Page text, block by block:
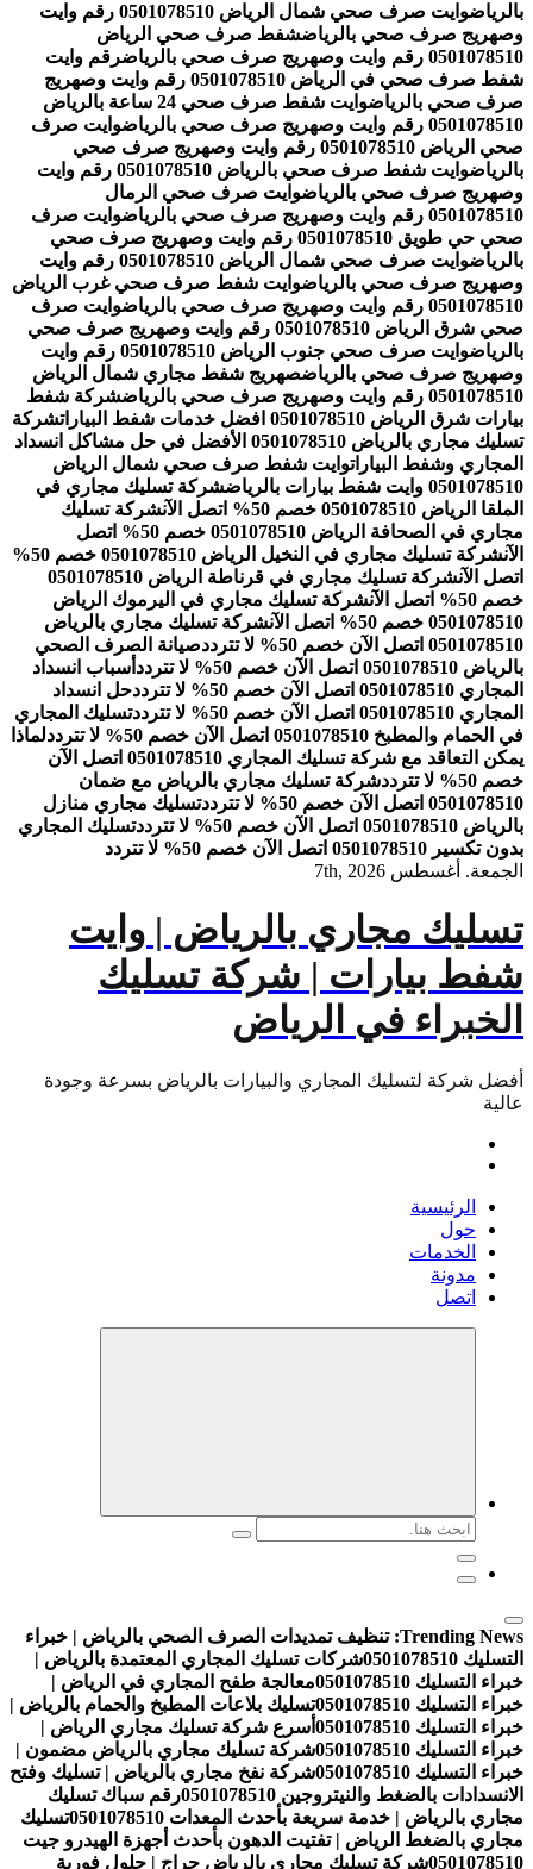
بالرياض
وايت صرف صحي شمال الرياض 0501078510 رقم وايت
وصهريج صرف صحي بالرياضشفط صرف صحي الرياض
0501078510 رقم وايت وصهريج صرف صحي بالرياض
رقم وايت
شفط صرف صحي في الرياض 0501078510 رقم وايت وصهريج
صرف صحي بالرياض
وايت شفط صرف صحي 24 ساعة بالرياض
0501078510 رقم وايت وصهريج صرف صحي بالرياض
وايت صرف
صحي الرياض 0501078510 رقم وايت وصهريج صرف صحي
بالرياض
وايت شفط صرف صحي بالرياض 0501078510 رقم وايت
وصهريج صرف صحي بالرياضوايت صرف صحي الرمال
0501078510 رقم وايت وصهريج صرف صحي بالرياض
وايت صرف
صحي حي طويق 0501078510 رقم وايت وصهريج صرف صحي
بالرياض
وايت صرف صحي شمال الرياض 0501078510 رقم وايت
وصهريج صرف صحي بالرياضوايت شفط صرف صحي غرب الرياض
0501078510 رقم وايت وصهريج صرف صحي بالرياض
وايت صرف
صحي شرق الرياض 0501078510 رقم وايت وصهريج صرف صحي
بالرياض
وايت صرف صحي جنوب الرياض 0501078510 رقم وايت
وصهريج صرف صحي بالرياضصهريج شفط مجاري شمال الرياض
0501078510 رقم وايت وصهريج صرف صحي بالرياض
شركة شفط
بيارات شرق الرياض 0501078510 افضل خدمات شفط البيارات
شركة
تسليك مجاري بالرياض 0501078510 الأفضل في حل مشاكل انسداد
المجاري وشفط البياراتوايت شفط صرف صحي شمال الرياض
0501078510 وايت شفط بيارات بالرياض
شركة تسليك مجاري في
الملقا الرياض 0501078510 خصم 50% اتصل الآن
شركة تسليك
مجاري في الصحافة الرياض 0501078510 خصم 50% اتصل
الآن
شركة تسليك مجاري في النخيل الرياض 0501078510 خصم 50%
اتصل الآن
شركة تسليك مجاري في قرناطة الرياض 0501078510
خصم 50% اتصل الآن
شركة تسليك مجاري في اليرموك الرياض
0501078510 خصم 50% اتصل الآن
شركة تسليك مجاري بالرياض
0501078510 اتصل الآن خصم 50% لا تتردد
صيانة الصرف الصحي
بالرياض 0501078510 اتصل الآن خصم 50% لا تتردد
أسباب انسداد
المجاري 0501078510 اتصل الآن خصم 50% لا تتردد
حل انسداد
المجاري 0501078510 اتصل الآن خصم 50% لا تتردد
تسليك المجاري
في الحمام والمطبخ 0501078510 اتصل الآن خصم 50% لا تتردد
لماذا
يمكن التعاقد مع شركة تسليك المجاري 0501078510 اتصل الآن
خصم 50% لا تتردد
شركة تسليك مجاري بالرياض مع ضمان
0501078510 اتصل الآن خصم 50% لا تتردد
تسليك مجاري منازل
بالرياض 0501078510 اتصل الآن خصم 50% لا تتردد
تسليك المجاري
بدون تكسير 0501078510 اتصل الآن خصم 50% لا تتردد
الجمعة. أغسطس 7th, 2026
تسليك مجاري بالرياض | وايت
شفط بيارات | شركة تسليك
الخبراء في الرياض
أفضل شركة لتسليك المجاري والبيارات بالرياض بسرعة وجودة
عالية
الرئيسية
حول
الخدمات
مدونة
اتصل
البحث
Trending News: تنظيف تمديدات الصرف الصحي بالرياض | خبراء
التسليك 0501078510
شركات تسليك المجاري المعتمدة بالرياض |
خبراء التسليك 0501078510
معالجة طفح المجاري في الرياض |
خبراء التسليك 0501078510
تسليك بلاعات المطبخ والحمام بالرياض |
خبراء التسليك 0501078510
أسرع شركة تسليك مجاري الرياض |
خبراء التسليك 0501078510
شركة تسليك مجاري بالرياض مضمون |
خبراء التسليك 0501078510
شركة نفخ مجاري بالرياض | تسليك وفتح
الانسدادات بالضغط والنيتروجين 0501078510
رقم سباك تسليك
مجاري بالرياض | خدمة سريعة بأحدث المعدات 0501078510
تسليك
مجاري بالضغط الرياض | تفتيت الدهون بأحدث أجهزة الهيدرو جيت
0501078510شركة تسليك مجاري بالرياض حراج | حلول فورية